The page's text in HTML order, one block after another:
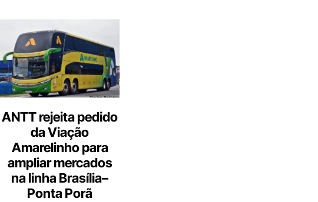
ANTT rejeita pedido
da Viação
Amarelinho para
ampliar mercados
na linha Brasília–
Ponta Porã